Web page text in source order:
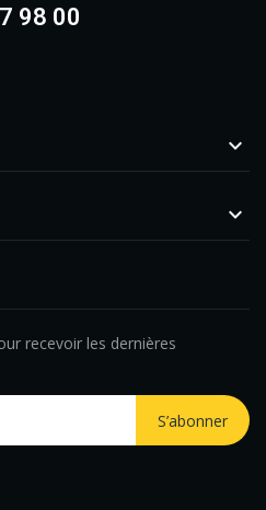
98 00


recevoir les dernières
S’abonner